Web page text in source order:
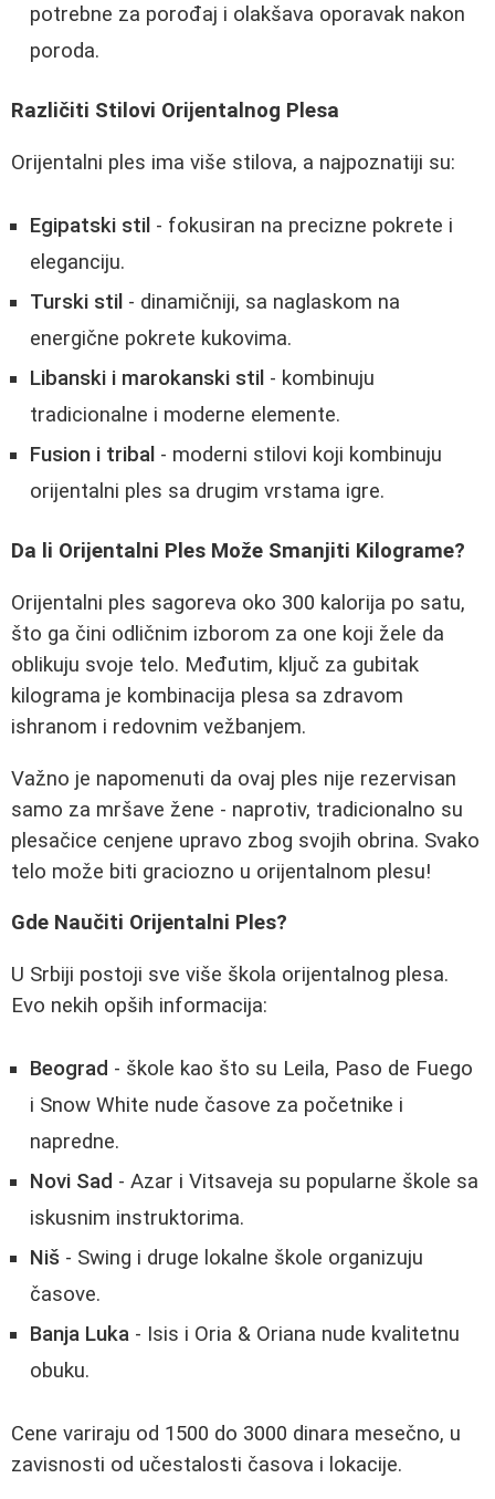
potrebne za porođaj i olakšava oporavak nakon
poroda.
Različiti Stilovi Orijentalnog Plesa
Orijentalni ples ima više stilova, a najpoznatiji su:
Egipatski stil - fokusiran na precizne pokrete i
eleganciju.
Turski stil - dinamičniji, sa naglaskom na
energične pokrete kukovima.
Libanski i marokanski stil - kombinuju
tradicionalne i moderne elemente.
Fusion i tribal - moderni stilovi koji kombinuju
orijentalni ples sa drugim vrstama igre.
Da li Orijentalni Ples Može Smanjiti Kilogramе?
Orijentalni ples sagoreva oko 300 kalorija po satu,
što ga čini odličnim izborom za one koji žele da
oblikuju svoje telo. Međutim, ključ za gubitak
kilograma je kombinacija plesa sa zdravom
ishranom i redovnim vežbanjem.
Važno je napomenuti da ovaj ples nije rezervisan
samo za mršave žene - naprotiv, tradicionalno su
plesačice cenjene upravo zbog svojih obrina. Svako
telo može biti graciozno u orijentalnom plesu!
Gde Naučiti Orijentalni Ples?
U Srbiji postoji sve više škola orijentalnog plesa.
Evo nekih opših informacija:
Beograd - škole kao što su Leila, Paso de Fuego
i Snow White nude časove za početnike i
napredne.
Novi Sad - Azar i Vitsaveja su popularne škole sa
iskusnim instruktorima.
Niš - Swing i druge lokalne škole organizuju
časove.
Banja Luka - Isis i Oria & Oriana nude kvalitetnu
obuku.
Cene variraju od 1500 do 3000 dinara mesečno, u
zavisnosti od učestalosti časova i lokacije.